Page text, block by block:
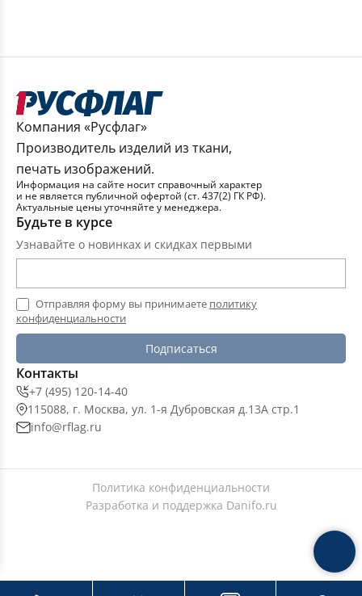
Компания «Русфлаг»
Производитель изделий из ткани,
печать изображений.
Информация на сайте носит справочный характер
и не является публичной офертой (ст. 437(2) ГК РФ).
Актуальные цены уточняйте у менеджера.
Будьте в курсе
Узнавайте о новинках и скидках первыми
Отправляя форму вы принимаете политику
конфиденциальности
Подписаться
Контакты
+7 (495) 120-14-40
115088, г. Москва, ул. 1-я Дубровская д.13А стр.1
info@rflag.ru
Политика конфиденциальности
Разработка и поддержка Danifo.ru